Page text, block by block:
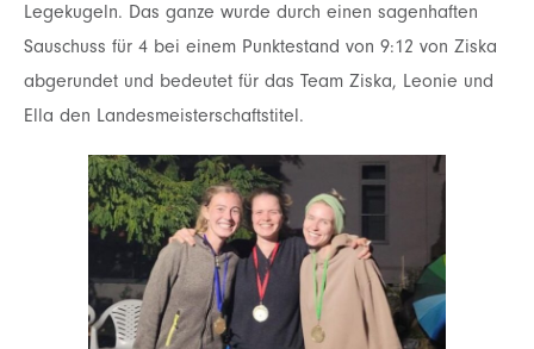
Legekugeln. Das ganze wurde durch einen sagenhaften
Sauschuss für 4 bei einem Punktestand von 9:12 von Ziska
abgerundet und bedeutet für das Team Ziska, Leonie und
Ella den Landesmeisterschaftstitel.